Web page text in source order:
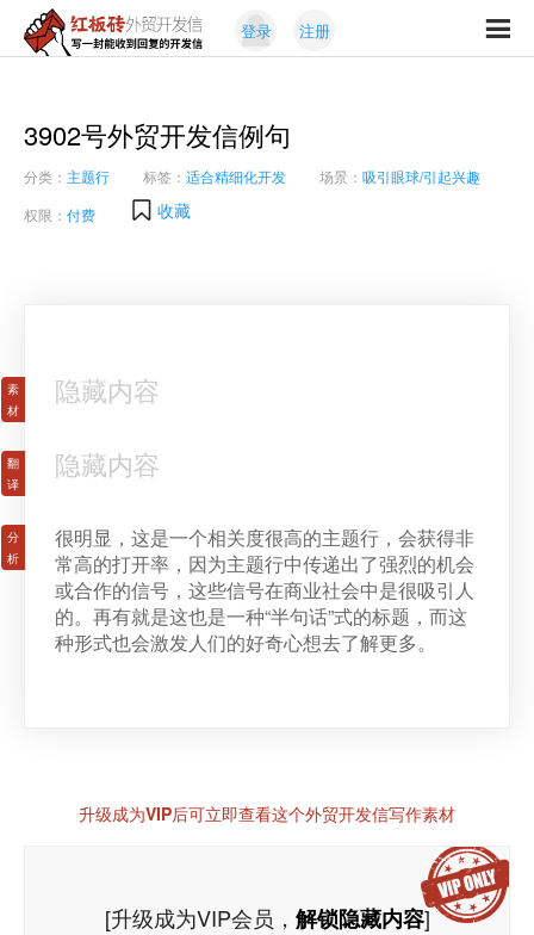
红
外
贸
开
发
信
封
能
收
到
登录 注册
3902号外贸开发信例句
分类： 主题行 标签： 适合精细化开发 场景： 吸引眼球/引起兴趣
权限： 付费 收藏
隐藏内容
隐藏内容
很明显，这是一个相关度很高的主题行，会获得非
常高的打开率，因为主题行中传递出了强烈的机会
或合作的信号，这些信号在商业社会中是很吸引人
的。再有就是这也是一种“半句话”式的标题，而这
种形式也会激发人们的好奇心想去了解更多。
升级成为VIP后可立即查看这个外贸开发信写作素材
[升级成为VIP会员， 解锁隐藏内容]